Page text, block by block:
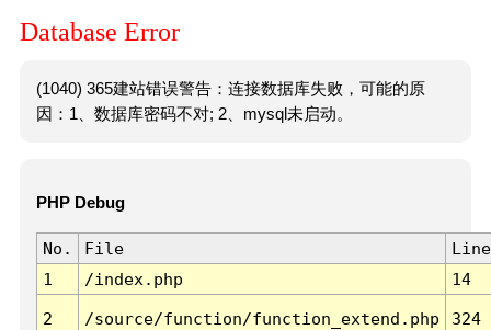
Database Error
(1040) 365建站错误警告：连接数据库失败，可能的原
因：1、数据库密码不对; 2、mysql未启动。
PHP Debug
No. File
Line
1
/index.php 14
2 /source/function/function_extend.php 324